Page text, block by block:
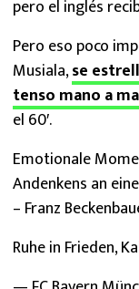
pero el inglés
Pero eso poco
Musiala,se
tenso mano a
el 60′.
Emotionale
Andenkens an
– Franz
Ruhe in Frieden,